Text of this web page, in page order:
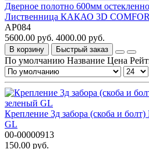
Дверное полотно 600мм
Лиственница КАКАО 3D
АР084
5600.00 руб. 4000.00 руб.
В корзину Быстрый заказ
По умолчанию Название Цена
Крепление 3д забора (скоба и
GL
00-00000913
150.00 руб.